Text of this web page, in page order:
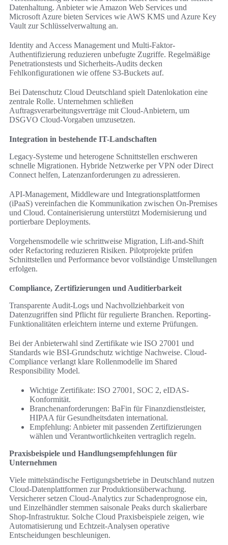
Datenhaltung. Anbieter wie Amazon Web Services und
Microsoft Azure bieten Services wie AWS KMS und Azure Key
Vault zur Schlüsselverwaltung an.
Identity and Access Management und Multi-Faktor-
Authentifizierung reduzieren unbefugte Zugriffe. Regelmäßige
Penetrationstests und Sicherheits-Audits decken
Fehlkonfigurationen wie offene S3-Buckets auf.
Bei Datenschutz Cloud Deutschland spielt Datenlokation eine
zentrale Rolle. Unternehmen schließen
Auftragsverarbeitungsverträge mit Cloud-Anbietern, um
DSGVO Cloud-Vorgaben umzusetzen.
Integration in bestehende IT-Landschaften
Legacy-Systeme und heterogene Schnittstellen erschweren
schnelle Migrationen. Hybride Netzwerke per VPN oder Direct
Connect helfen, Latenzanforderungen zu adressieren.
API-Management, Middleware und Integrationsplattformen
(iPaaS) vereinfachen die Kommunikation zwischen On-Premises
und Cloud. Containerisierung unterstützt Modernisierung und
portierbare Deployments.
Vorgehensmodelle wie schrittweise Migration, Lift-and-Shift
oder Refactoring reduzieren Risiken. Pilotprojekte prüfen
Schnittstellen und Performance bevor vollständige Umstellungen
erfolgen.
Compliance, Zertifizierungen und Auditierbarkeit
Transparente Audit-Logs und Nachvollziehbarkeit von
Datenzugriffen sind Pflicht für regulierte Branchen. Reporting-
Funktionalitäten erleichtern interne und externe Prüfungen.
Bei der Anbieterwahl sind Zertifikate wie ISO 27001 und
Standards wie BSI-Grundschutz wichtige Nachweise. Cloud-
Compliance verlangt klare Rollenmodelle im Shared
Responsibility Model.
Wichtige Zertifikate: ISO 27001, SOC 2, eIDAS-
Konformität.
Branchenanforderungen: BaFin für Finanzdienstleister,
HIPAA für Gesundheitsdaten international.
Empfehlung: Anbieter mit passenden Zertifizierungen
wählen und Verantwortlichkeiten vertraglich regeln.
Praxisbeispiele und Handlungsempfehlungen für
Unternehmen
Viele mittelständische Fertigungsbetriebe in Deutschland nutzen
Cloud-Datenplattformen zur Produktionsüberwachung.
Versicherer setzen Cloud-Analytics zur Schadenprognose ein,
und Einzelhändler stemmen saisonale Peaks durch skalierbare
Shop-Infrastruktur. Solche Cloud Praxisbeispiele zeigen, wie
Automatisierung und Echtzeit-Analysen operative
Entscheidungen beschleunigen.